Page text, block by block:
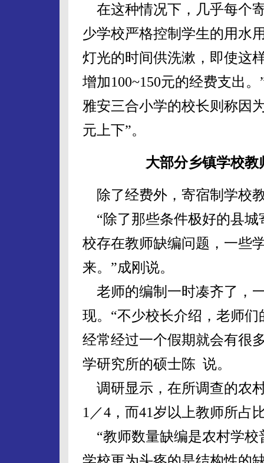
在这种情况下，几乎每个
少学校严格控制学生的用水
灯光的时间供洗漱，即使这
增加100~150元的经费支出
雅安三合小学的校长则称因
元上下”。
大部分乡镇学校
除了经费外，寄宿制学校
“除了那些条件极好的县城
校存在教师缺编问题，一些
来。”成刚说。
老师的编制一时凑齐了，
现。“不少校长介绍，老师
经常经过一个假期就会有很
学研究所的硕士陈 说。
调研显示，在所调查的农
1／4，而41岁以上教师所占
“教师数量缺编是农村学校